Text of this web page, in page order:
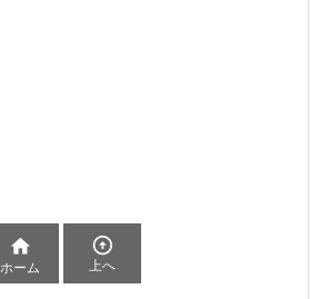

ホーム

上へ